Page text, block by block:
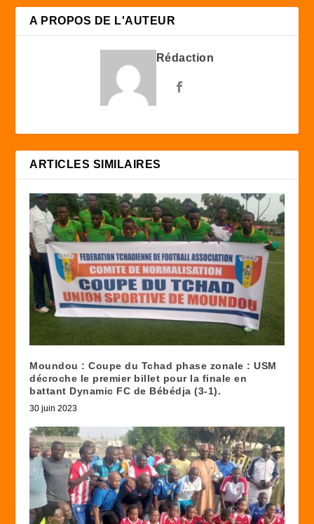
A PROPOS DE L'AUTEUR
Rédaction
ARTICLES SIMILAIRES
Moundou : Coupe du Tchad phase zonale : USM
décroche le premier billet pour la finale en
battant Dynamic FC de Bébédja (3-1).
30 juin 2023